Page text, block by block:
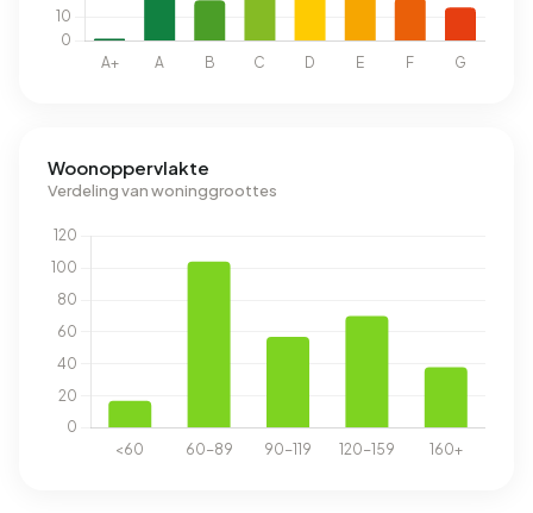
Woonoppervlakte
Verdeling van woninggroottes